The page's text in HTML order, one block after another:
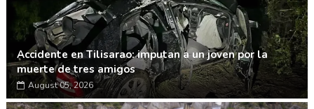
Accidente en Tilisarao: imputan a un joven por la
muerte de tres amigos
August 05, 2026